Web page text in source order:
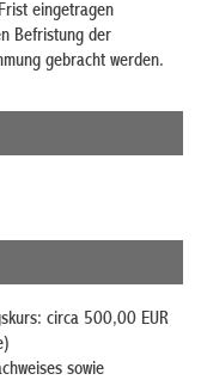
eingetragen
Befristung der
gebracht werden.
circa 500,00 EUR
sowie